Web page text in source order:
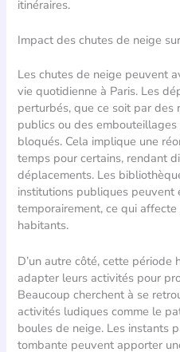
itinéraires.
Impact des chutes de neige
Les chutes de neige peuvent
vie quotidienne à Paris. Les
perturbés, que ce soit par
publics ou des
bloqués. Cela implique une
temps pour certains, rendant
déplacements. Les
institutions publiques peuvent
temporairement, ce qui
habitants.
D’un autre côté, cette période
adapter leurs activités pour
Beaucoup cherchent à se
activités ludiques comme le
boules de neige. Les instants
tombante peuvent apporter